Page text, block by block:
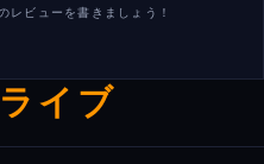
レビューを書きましょう！
イブ